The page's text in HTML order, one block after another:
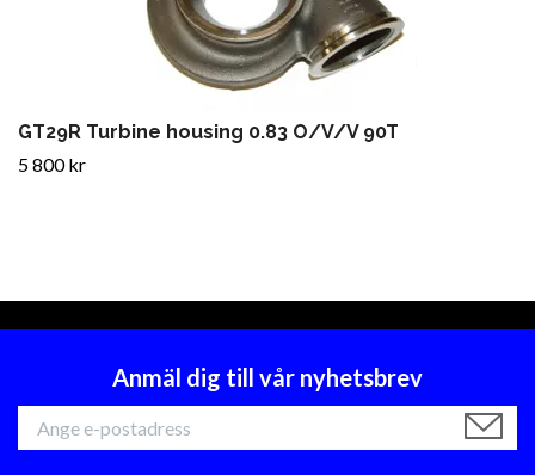
GT29R Turbine housing 0.83 O/V/V 90T
5 800 kr
Anmäl dig till vår nyhetsbrev